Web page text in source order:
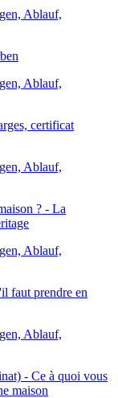
certificat
? - La
faut prendre en
- Ce à quoi vous
maison